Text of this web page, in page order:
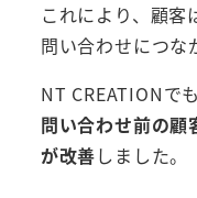
これにより、顧客
問い合わせにつな
NT CREATIONで
問い合わせ前の顧
が改善しました。